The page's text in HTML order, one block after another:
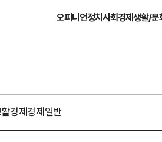
오피니언정치사회경제생활/문
경제경제일반